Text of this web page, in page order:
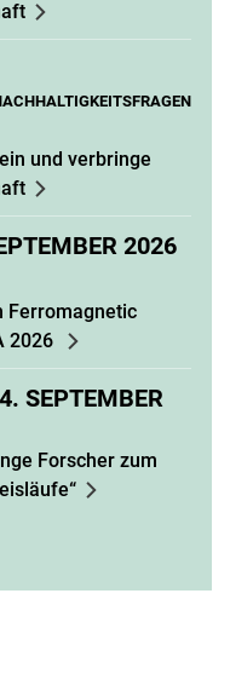
und verbringe
2026
Ferromagnetic
2026
SEPTEMBER
Forscher zum